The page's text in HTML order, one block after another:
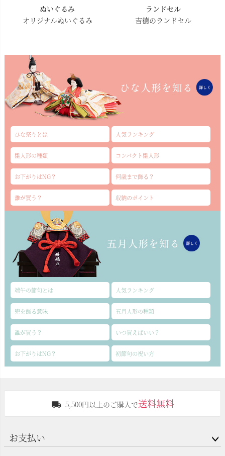
ぬいぐるみ
オリジナルぬいぐるみ
ランドセル
吉德のランドセル
ひな祭りとは 人気ランキング
雛人形の種類 コンパクト雛人形
お下がりはNG？ 何歳まで飾る？
誰が買う？ 収納のポイント
端午の節句とは 人気ランキング
兜を飾る意味 五月人形の種類
誰が買う？ いつ買えばいい？
お下がりはNG？ 初節句の祝い方
5,500円以上のご購入で送料無料
お支払い